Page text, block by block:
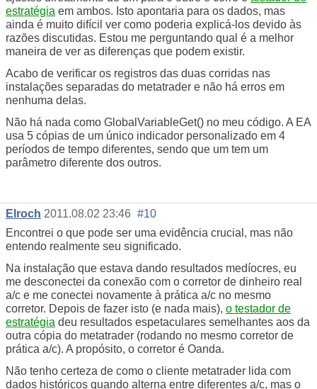
estratégia em ambos. Isto apontaria para os dados, mas
ainda é muito difícil ver como poderia explicá-los devido às
razões discutidas. Estou me perguntando qual é a melhor
maneira de ver as diferenças que podem existir.
Acabo de verificar os registros das duas corridas nas
instalações separadas do metatrader e não há erros em
nenhuma delas.
Não há nada como GlobalVariableGet() no meu código. A EA
usa 5 cópias de um único indicador personalizado em 4
períodos de tempo diferentes, sendo que um tem um
parâmetro diferente dos outros.
Elroch 2011.08.02 23:46 #10
Encontrei o que pode ser uma evidência crucial, mas não
entendo realmente seu significado.
Na instalação que estava dando resultados medíocres, eu
me desconectei da conexão com o corretor de dinheiro real
a/c e me conectei novamente à prática a/c no mesmo
corretor. Depois de fazer isto (e nada mais), o testador de
estratégia deu resultados espetaculares semelhantes aos da
outra cópia do metatrader (rodando no mesmo corretor de
prática a/c). A propósito, o corretor é Oanda.
Não tenho certeza de como o cliente metatrader lida com
dados históricos quando alterna entre diferentes a/c, mas o